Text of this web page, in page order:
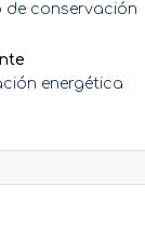
de conservación
energética